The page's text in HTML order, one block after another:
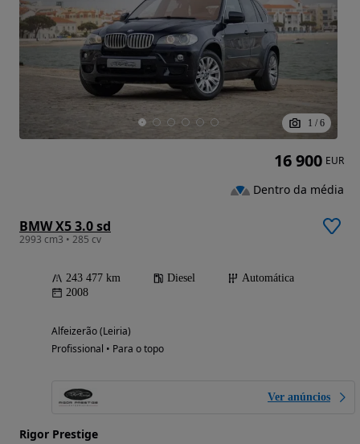
1 / 6
BMW X5 3.0 sd
2993 cm3 • 285 cv
243 477 km Diesel
Automática
2008
Alfeizerão (Leiria)
Profissional • Para o topo
Ver anúncios
Rigor Prestige
16 900 EUR
Dentro da média